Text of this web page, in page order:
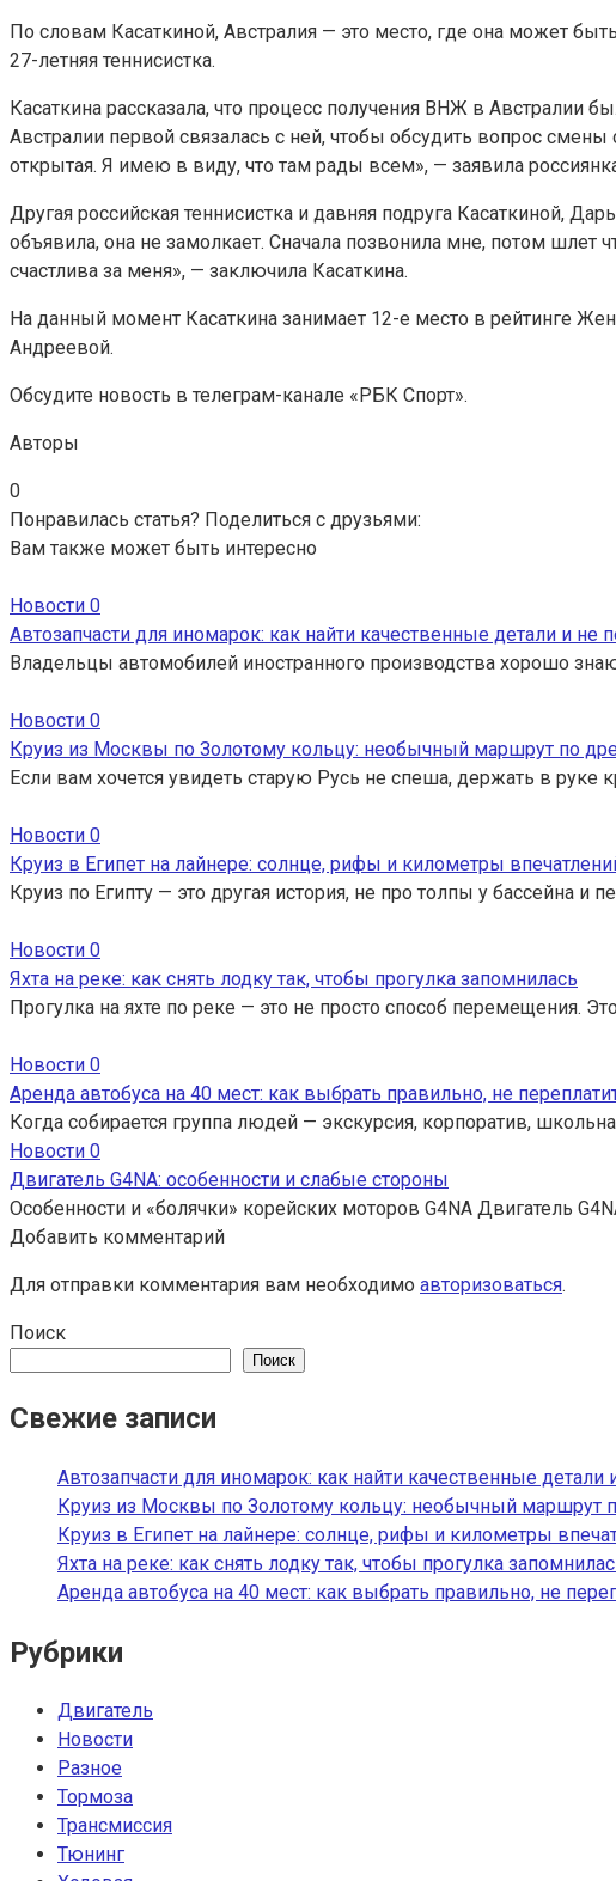
По словам Касаткиной, Австралия — это место, где она может
27-летняя теннисистка.
Касаткина рассказала, что процесс получения ВНЖ в Австралии
Австралии первой связалась с ней, чтобы обсудить вопрос
открытая. Я имею в виду, что там рады всем», — заявила
Другая российская теннисистка и давняя подруга Касаткиной,
объявила, она не замолкает. Сначала позвонила мне, потом
счастлива за меня», — заключила Касаткина.
На данный момент Касаткина занимает 12-е место в рейтинге
Андреевой.
Обсудите новость в телеграм-канале «РБК Спорт».
Авторы
0
Понравилась статья? Поделиться с друзьями:
Вам также может быть интересно
Новости 0
Автозапчасти для иномарок: как найти качественные детали и не
Владельцы автомобилей иностранного производства хорошо
Новости 0
Круиз из Москвы по Золотому кольцу: необычный маршрут по
Если вам хочется увидеть старую Русь не спеша, держать в руке
Новости 0
Круиз в Египет на лайнере: солнце, рифы и километры
Круиз по Египту — это другая история, не про толпы у бассейна и
Новости 0
Яхта на реке: как снять лодку так, чтобы прогулка запомнилась
Прогулка на яхте по реке — это не просто способ перемещения.
Новости 0
Аренда автобуса на 40 мест: как выбрать правильно, не
Когда собирается группа людей — экскурсия, корпоратив,
Новости 0
Двигатель G4NA: особенности и слабые стороны
Особенности и «болячки» корейских моторов G4NA Двигатель
Добавить комментарий
Для отправки комментария вам необходимо авторизоваться.
Поиск
Поиск
Свежие записи
Автозапчасти для иномарок: как найти качественные детали
Круиз из Москвы по Золотому кольцу: необычный маршрут
Круиз в Египет на лайнере: солнце, рифы и километры
Яхта на реке: как снять лодку так, чтобы прогулка
Аренда автобуса на 40 мест: как выбрать правильно, не
Рубрики
Двигатель
Новости
Разное
Тормоза
Трансмиссия
Тюнинг